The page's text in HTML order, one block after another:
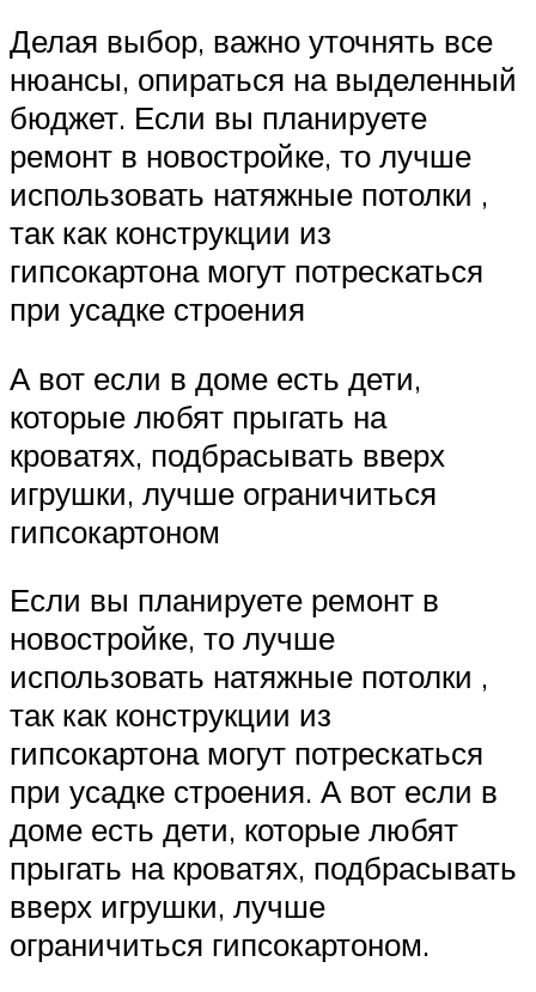
Делая выбор, важно уточнять все
нюансы, опираться на выделенный
бюджет. Если вы планируете
ремонт в новостройке, то лучше
использовать натяжные потолки ,
так как конструкции из
гипсокартона могут потрескаться
при усадке строения
А вот если в доме есть дети,
которые любят прыгать на
кроватях, подбрасывать вверх
игрушки, лучше ограничиться
гипсокартоном
Если вы планируете ремонт в
новостройке, то лучше
использовать натяжные потолки ,
так как конструкции из
гипсокартона могут потрескаться
при усадке строения. А вот если в
доме есть дети, которые любят
прыгать на кроватях, подбрасывать
вверх игрушки, лучше
ограничиться гипсокартоном.